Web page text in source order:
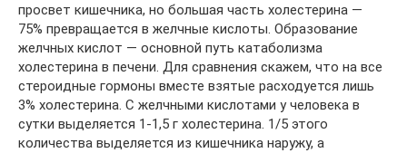
просвет кишечника, но большая часть холестерина —
75% превращается в желчные кислоты. Образование
желчных кислот — основной путь катаболизма
холестерина в печени. Для сравнения скажем, что на все
стероидные гормоны вместе взятые расходуется лишь
3% холестерина. С желчными кислотами у человека в
сутки выделяется 1-1,5 г холестерина. 1/5 этого
количества выделяется из кишечника наружу, а